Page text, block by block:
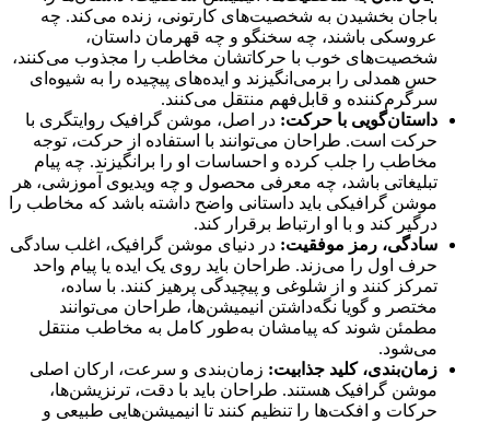
باجان بخشیدن به شخصیت‌های کارتونی، زنده می‌کند. چه
عروسکی باشند، چه سخنگو و چه قهرمان داستان،
شخصیت‌های خوب با حرکاتشان مخاطب را مجذوب می‌کنند،
حس همدلی را برمی‌انگیزند و ایده‌های پیچیده را به شیوه‌ای
سرگرم‌کننده و قابل‌فهم منتقل می‌کنند.
داستان‌گویی با حرکت: در اصل، موشن گرافیک روایتگری با
حرکت است. طراحان می‌توانند با استفاده از حرکت، توجه
مخاطب را جلب کرده و احساسات او را برانگیزند. چه پیام
تبلیغاتی باشد، چه معرفی محصول و چه ویدیوی آموزشی، هر
موشن گرافیکی باید داستانی واضح داشته باشد که مخاطب را
درگیر کند و با او ارتباط برقرار کند.
سادگی، رمز موفقیت: در دنیای موشن گرافیک، اغلب سادگی
حرف اول را می‌زند. طراحان باید روی یک ایده یا پیام واحد
تمرکز کنند و از شلوغی و پیچیدگی پرهیز کنند. با ساده،
مختصر و گویا نگه‌داشتن انیمیشن‌ها، طراحان می‌توانند
مطمئن شوند که پیامشان به‌طور کامل به مخاطب منتقل
می‌شود.
زمان‌بندی، کلید جذابیت: زمان‌بندی و سرعت، ارکان اصلی
موشن گرافیک هستند. طراحان باید با دقت، ترنزیشن‌ها،
حرکات و افکت‌ها را تنظیم کنند تا انیمیشن‌هایی طبیعی و